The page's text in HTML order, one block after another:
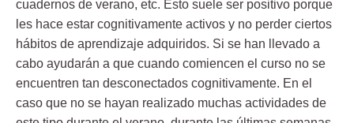
cuadernos de verano, etc. Esto suele ser positivo porque
les hace estar cognitivamente activos y no perder ciertos
hábitos de aprendizaje adquiridos. Si se han llevado a
cabo ayudarán a que cuando comiencen el curso no se
encuentren tan desconectados cognitivamente. En el
caso que no se hayan realizado muchas actividades de